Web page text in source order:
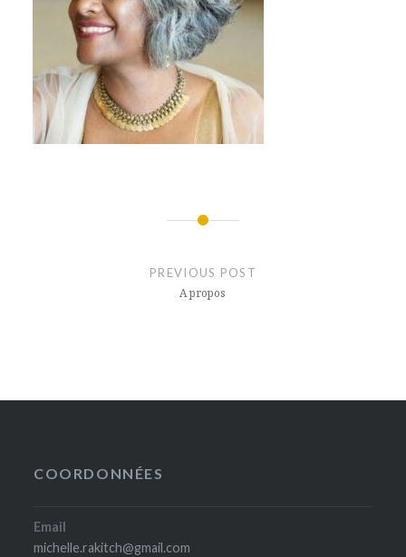
PREVIOUS POST
A propos
COORDONNÉES
Email
michelle.rakitch@gmail.com